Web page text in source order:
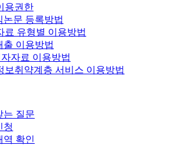
용권한
논문 등록방법
료 유형별 이용방법
출 이용방법
자료 이용방법
보취약계층 서비스 이용방법
는 질문
청
역 확인